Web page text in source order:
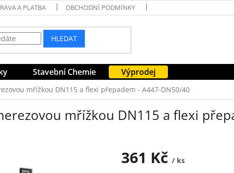
A PLATBA OBCHODNÍ PODMÍNKY
HLEDAT
Stavební Chemie Výprodej
mřížkou DN115 a flexi přepadem - A447-DN50/40
mřížkou DN115 a flexi
361 Kč / ks